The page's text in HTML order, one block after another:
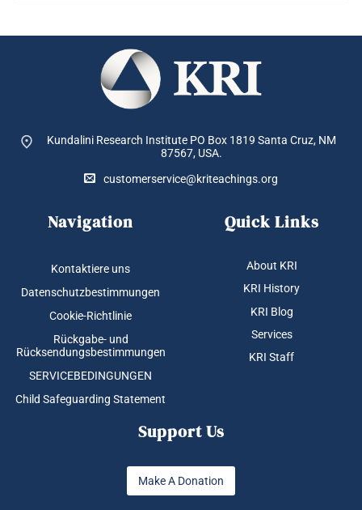
Kundalini Research Institute PO Box 1819 Santa Cruz, NM
87567, USA.
customerservice@kriteachings.org
Navigation
Kontaktiere uns
Datenschutzbestimmungen
Cookie-Richtlinie
Rückgabe- und
Rücksendungsbestimmungen
SERVICEBEDINGUNGEN
Child Safeguarding Statement
Quick Links
About KRI
KRI History
KRI Blog
Services
KRI Staff
Support Us
Make A Donation